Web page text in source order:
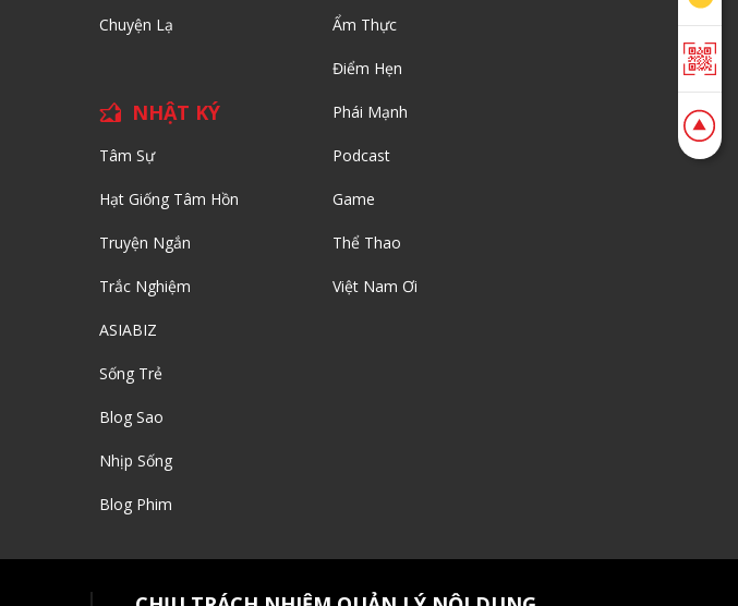
Chuyện Lạ
NHẬT KÝ
Tâm Sự
Hạt Giống Tâm Hồn
Truyện Ngắn
Trắc Nghiệm
ASIABIZ
Sống Trẻ
Blog Sao
Nhịp Sống
Blog Phim
Ẩm Thực
Điểm Hẹn
Phái Mạnh
Podcast
Game
Thể Thao
Việt Nam Ơi